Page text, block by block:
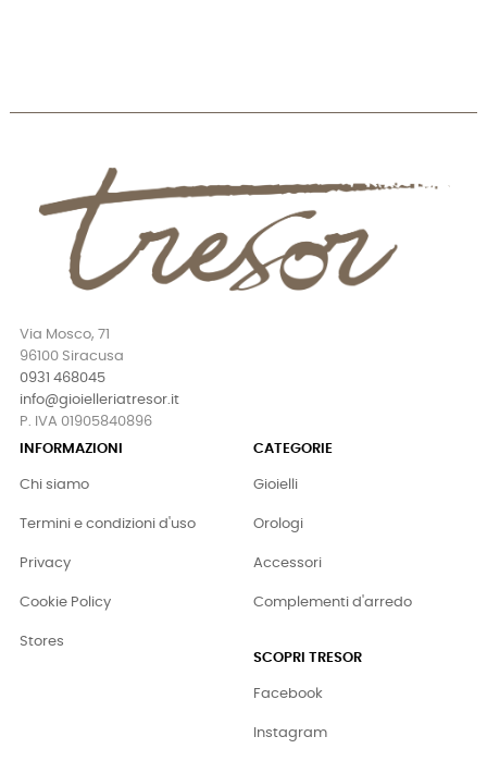
Via Mosco, 71
96100 Siracusa
0931 468045
info@gioielleriatresor.it
P. IVA 01905840896
INFORMAZIONI
Chi siamo
Termini e condizioni d'uso
Privacy
Cookie Policy
Stores
CATEGORIE
Gioielli
Orologi
Accessori
Complementi d'arredo
SCOPRI TRESOR
Facebook
Instagram